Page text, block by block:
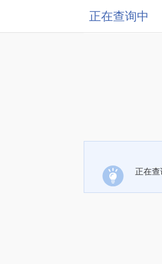
正在查询中
正在